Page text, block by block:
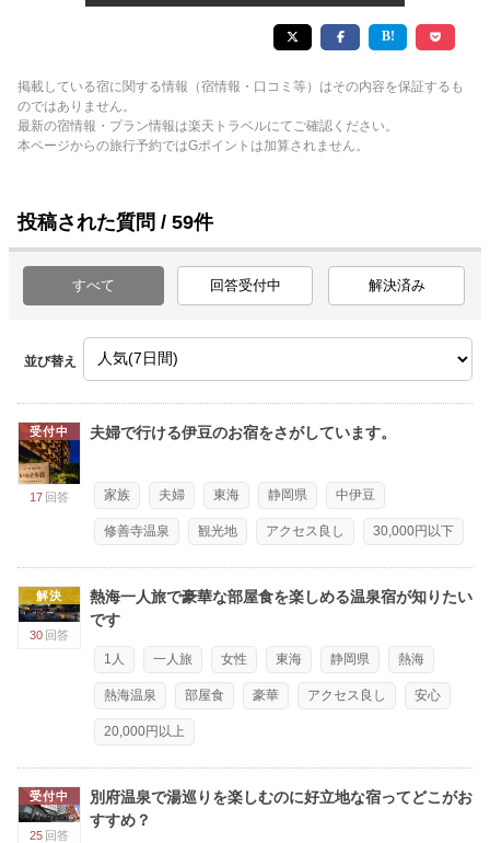
掲載している宿に関する情報（宿情報・口コミ等）はその内容を保証するも
のではありません。
最新の宿情報・プラン情報は楽天トラベルにてご確認ください。
本ページからの旅行予約ではGポイントは加算されません。
投稿された質問 / 59件
すべて 回答受付中 解決済み
並び替え
受付中
17 回答
夫婦で行ける伊豆のお宿をさがしています。
家族 夫婦 東海 静岡県 中伊豆
修善寺温泉 観光地 アクセス良し 30,000円以下
解決
30 回答
熱海一人旅で豪華な部屋食を楽しめる温泉宿が知りたい
です
1人 一人旅 女性 東海 静岡県 熱海
熱海温泉 部屋食 豪華 アクセス良し 安心
20,000円以上
受付中
25 回答
別府温泉で湯巡りを楽しむのに好立地な宿ってどこがお
すすめ？